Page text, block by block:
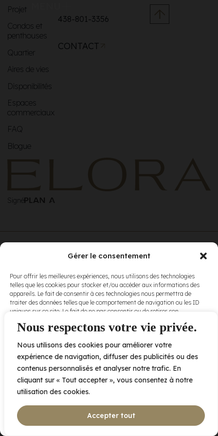
Nous respectons votre vie privée.
Nous utilisons des cookies pour améliorer votre
expérience de navigation, diffuser des publicités ou des
contenus personnalisés et analyser notre trafic. En
cliquant sur « Tout accepter », vous consentez à notre
utilisation des cookies.
Accepter tout
Gérer le consentement
Pour offrir les meilleures expériences, nous utilisons des technologies
telles que les cookies pour stocker et/ou accéder aux informations des
appareils. Le fait de consentir à ces technologies nous permettra de
traiter des données telles que le comportement de navigation ou les ID
uniques sur ce site. Le fait de ne pas consentir ou de retirer son
et fonctions.
Accepter
Refuser
Projet
Condos et
penthouses
Quartier
Aires de vies
Disponibilités
Espaces
commerciaux
FAQ
Blogue
438-801-3356
CONTACT
Signé
conditions
d’utilisationet
nospolitiques
de
confidentialité .
2005 av. de Bois-de-Boulogne, Laval QC H7N 0J7